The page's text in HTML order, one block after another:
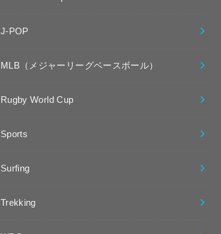
J-POP
MLB（メジャーリーグベースボール）
Rugby World Cup
Sports
Surfing
Trekking